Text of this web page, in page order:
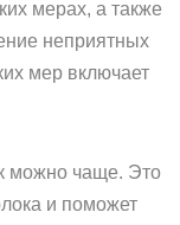
мерах, а также
неприятных
мер включает
можно чаще. Это
и поможет